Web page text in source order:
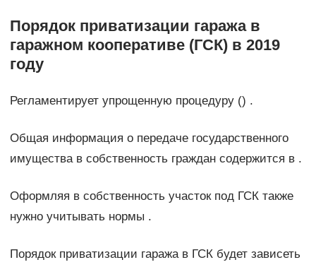
Порядок приватизации гаража в
гаражном кооперативе (ГСК) в 2019
году
Регламентирует упрощенную процедуру () .
Общая информация о передаче государственного
имущества в собственность граждан содержится в .
Оформляя в собственность участок под ГСК также
нужно учитывать нормы .
Порядок приватизации гаража в ГСК будет зависеть